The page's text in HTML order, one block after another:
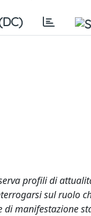
profili di
sul ruolo
manifestazione